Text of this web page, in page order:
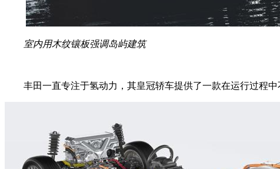
室内用木纹镶板强调岛屿建筑
丰田一直专注于氢动力，其皇冠轿车提供了一款在运行过程